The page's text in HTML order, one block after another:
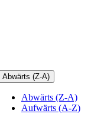
Abwärts (Z-A)
Abwärts (Z-A)
Aufwärts (A-Z)